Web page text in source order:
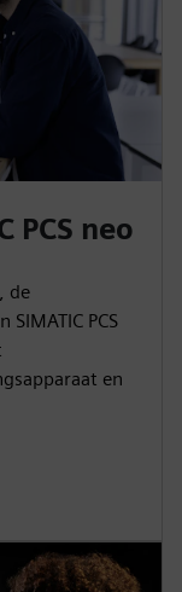
PCS neo
de
PCS
en